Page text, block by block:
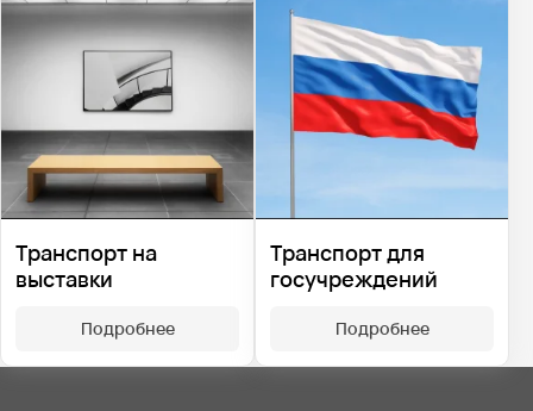
Транспорт на
выставки
Подробнее
Транспорт для
госучреждений
Подробнее